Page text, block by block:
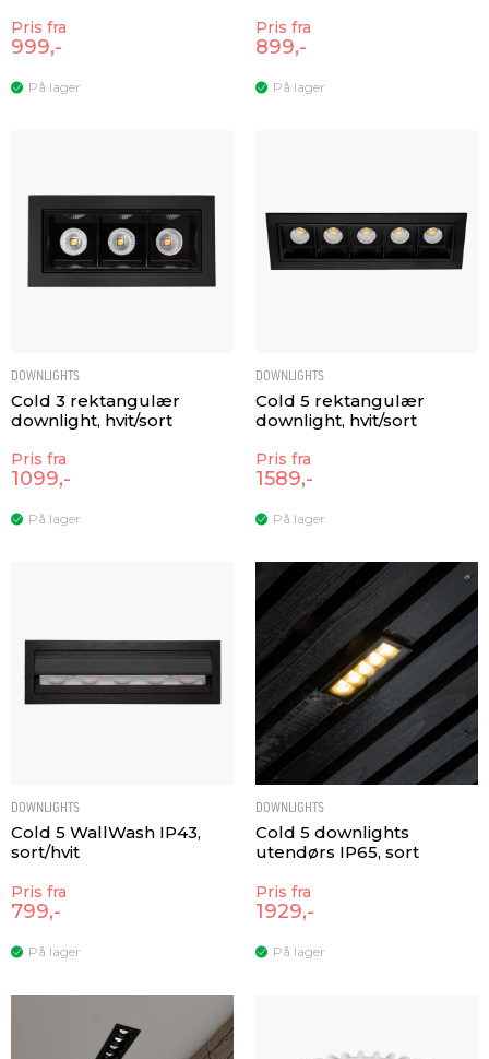
Pris fra
999,-
På lager
Pris fra
899,-
På lager
DOWNLIGHTS
Cold 3 rektangulær
downlight, hvit/sort
Pris fra
1099,-
På lager
DOWNLIGHTS
Cold 5 rektangulær
downlight, hvit/sort
Pris fra
1589,-
På lager
DOWNLIGHTS
Cold 5 WallWash IP43,
sort/hvit
Pris fra
799,-
På lager
DOWNLIGHTS
Cold 5 downlights
utendørs IP65, sort
Pris fra
1929,-
På lager